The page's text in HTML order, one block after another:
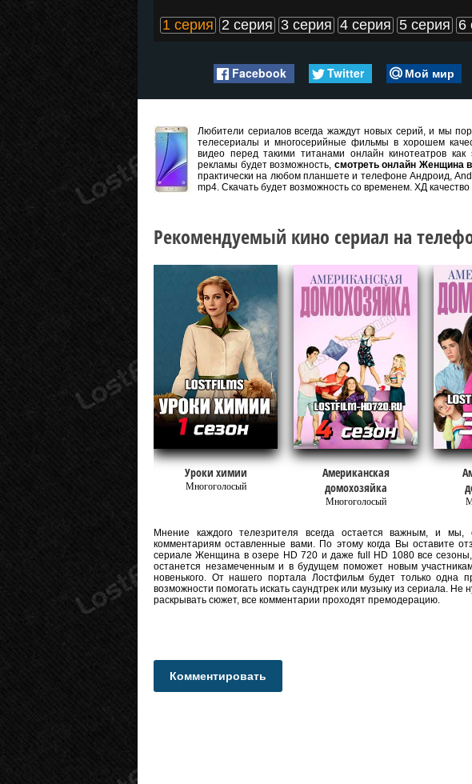
1 серия 2 серия 3 серия 4 серия 5 серия 6
Facebook Twitter Мой мир
Любители сериалов всегда жаждут новых серий, и мы
телесериалы и многосерийные фильмы в хорошем
видео перед такими титанами онлайн кинотеатров
рекламы будет возможность, смотреть онлайн Женщина
практически на любом планшете и телефоне Андроид,
mp4. Скачать будет возможность со временем. ХД
Рекомендуемый кино сериал на
Уроки химии
Многоголосый
Американская
домохозяйка
Многоголосый
Мнение каждого телезрителя всегда остается важным, и
комментариям оставленные вами. По этому когда Вы оставите
сериале Женщина в озере HD 720 и даже full HD 1080 все сезоны,
останется незамеченным и в будущем поможет новым
новенького. От нашего портала Лостфильм будет только одна
возможности помогать искать саундтрек или музыку из сериала.
раскрывать сюжет, все комментарии проходят премодерацию.
Комментировать